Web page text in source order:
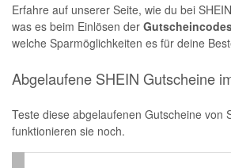
Erfahre auf unserer Seite, wie du bei
was es beim Einlösen der
welche Sparmöglichkeiten es für deine
Abgelaufene SHEIN Gutscheine
Teste diese abgelaufenen Gutscheine von
funktionieren sie noch.